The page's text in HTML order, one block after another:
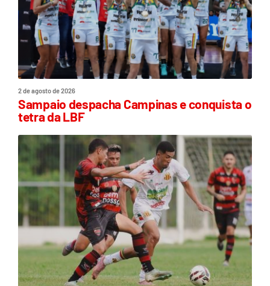
2 de agosto de 2026
Sampaio despacha Campinas e conquista o
tetra da LBF